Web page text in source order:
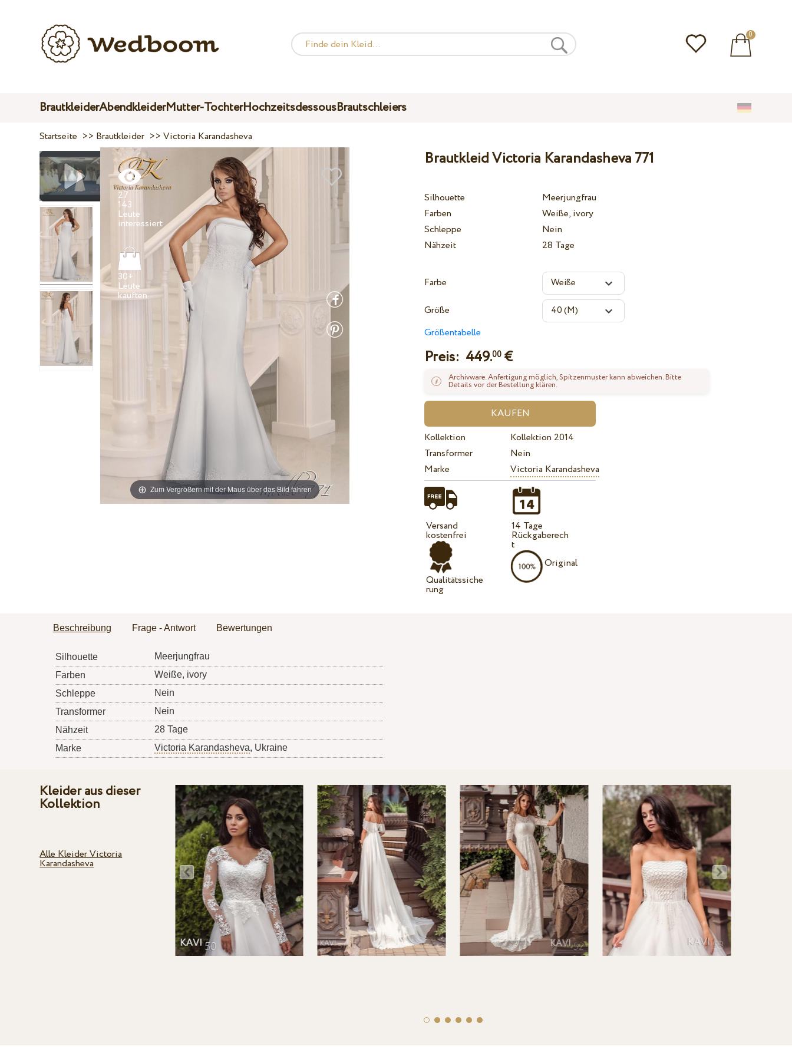
0
BrautkleiderAbendkleiderMutter-TochterHochzeitsdessousBrautschleiers
Startseite >> Brautkleider >>Victoria Karandasheva
Zum Vergrößern mit der Maus über das Bild fahren
27
143
Leute
30+
Leute
Brautkleid Victoria Karandasheva 771
Silhouette
Meerjungfrau
Farben
Weiße, ivory
Schleppe
Nein
Nähzeit
28 Tage
Farbe
Größe
Größentabelle
Preis: 449.00 €
Archivware. Anfertigung möglich, Spitzenmuster kann abweichen. Bitte
Details vor der Bestellung klären.
Kollektion
Kollektion 2014
Transformer
Nein
Marke
Victoria Karandasheva
Versand
kostenfrei
Qualitätssiche
rung
14 Tage
Rückgaberech
t
Original
Beschreibung Frage - Antwort Bewertungen
Silhouette
Meerjungfrau
Farben
Weiße, ivory
Schleppe
Nein
Transformer
Nein
Nähzeit
28 Tage
Marke
Victoria Karandasheva, Ukraine
Kleider aus dieser
Kollektion
Alle Kleider Victoria
Karandasheva